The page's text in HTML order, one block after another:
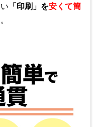
「印刷」を安くて簡